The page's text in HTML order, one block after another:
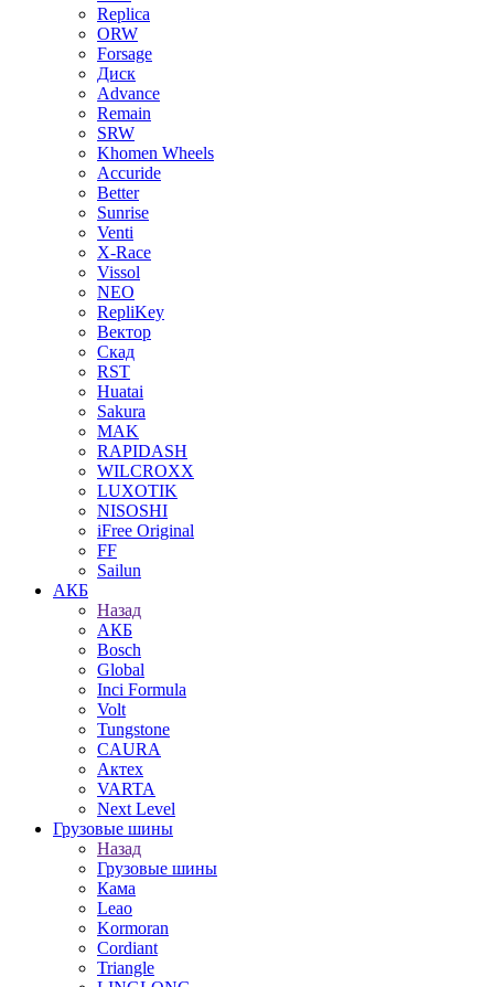
Replica
ORW
Forsage
Диск
Advance
Remain
SRW
Khomen Wheels
Accuride
Better
Sunrise
Venti
X-Race
Vissol
NEO
RepliKey
Вектор
Скад
RST
Huatai
Sakura
MAK
RAPIDASH
WILCROXX
LUXOTIK
NISOSHI
iFree Original
FF
Sailun
АКБ
Назад
АКБ
Bosch
Global
Inci Formula
Volt
Tungstone
CAURA
Актех
VARTA
Next Level
Грузовые шины
Назад
Грузовые шины
Кама
Leao
Kormoran
Cordiant
Triangle